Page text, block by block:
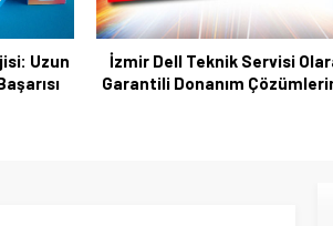
Guide Awaits
İsim
Uzun
İzmir Dell Teknik Servisi
Garantili Donanım